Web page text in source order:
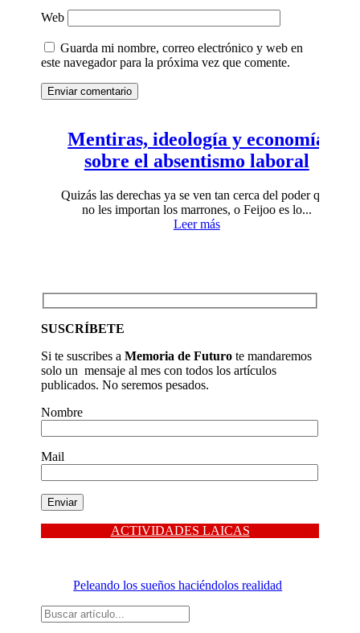
Web
Guarda mi nombre, correo electrónico y web en
este navegador para la próxima vez que comente.
Enviar comentario
Mentiras, ideología y economía
sobre el absentismo laboral
Quizás las derechas ya se ven tan cerca del poder que
no les importan los marrones, o Feijoo es lo...
Leer más
SUSCRÍBETE
Si te suscribes aMemoria de Futuro te mandaremos
solo un mensaje al mes con todos los artículos
publicados. No seremos pesados.
Nombre
Mail
ACTIVIDADES LAICAS
Peleando los sueños haciéndolos realidad
Buscar